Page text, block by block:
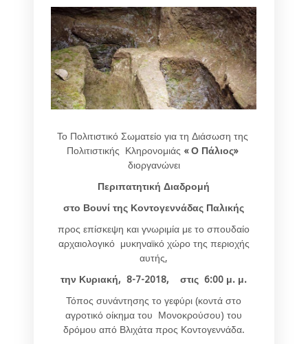
Το Πολιτιστικό Σωματείο για τη Διάσωση της
Πολιτιστικής Κληρονομιάς « Ο Πάλιος»
διοργανώνει
Περιπατητική Διαδρομή
στο Βουνί της Κοντογεννάδας Παλικής
προς επίσκεψη και γνωριμία με το σπουδαίο
αρχαιολογικό μυκηναϊκό χώρο της περιοχής
αυτής,
την Κυριακή, 8-7-2018, στις 6:00 μ. μ.
Τόπος συνάντησης το γεφύρι (κοντά στο
αγροτικό οίκημα του Μονοκρούσου) του
δρόμου από Βλιχάτα προς Κοντογεννάδα.